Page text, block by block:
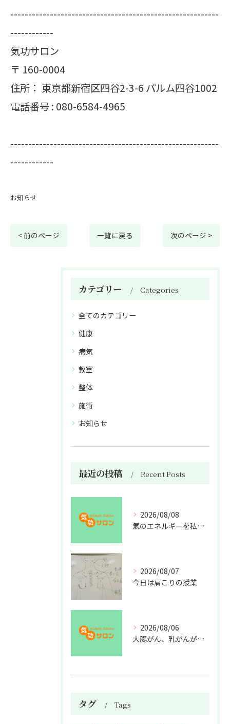
----------------------------------------------------------
------------
気功サロン
〒 160-0004
住所： 東京都新宿区四谷2-3-6 パルム四谷1002
電話番号 : 080-6584-4965
----------------------------------------------------------
------------
お知らせ
< 前のページ 一覧に戻る 次のページ >
カテゴリー Categories
全てのカテゴリー
健康
病気
教室
整体
施術
お知らせ
最近の投稿 Recent Posts
2026/08/08
氣のエネルギーを私利私欲のために使うな
2026/08/07
今日は肩こりの授業
2026/08/06
大腸がん、乳がんが増えた理由
タグ Tags